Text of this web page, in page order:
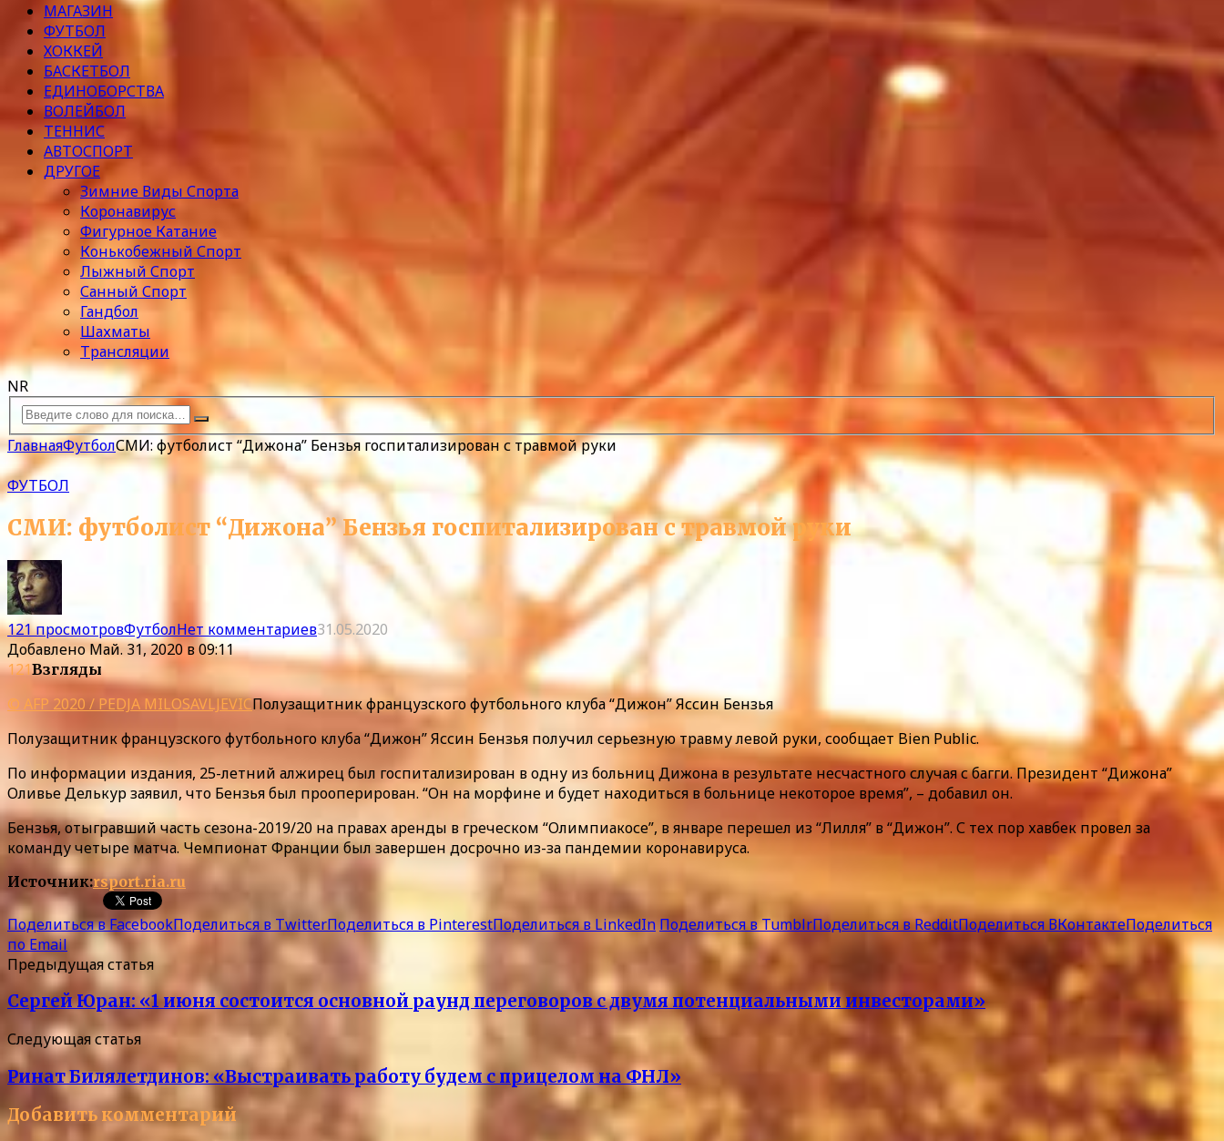
МАГАЗИН
ФУТБОЛ
ХОККЕЙ
БАСКЕТБОЛ
ЕДИНОБОРСТВА
ВОЛЕЙБОЛ
ТЕННИС
АВТОСПОРТ
ДРУГОЕ
Зимние Виды Спорта
Коронавирус
Фигурное Катание
Конькобежный Спорт
Лыжный Спорт
Санный Спорт
Гандбол
Шахматы
Трансляции
NR
ГлавнаяФутболСМИ: футболист “Дижона” Бензья госпитализирован с травмой руки
ФУТБОЛ
СМИ: футболист “Дижона” Бензья госпитализирован с травмой руки
121 просмотровФутболНет комментариев31.05.2020
Добавлено Май. 31, 2020 в 09:11
121Взгляды
© AFP 2020 / PEDJA MILOSAVLJEVICПолузащитник французского футбольного клуба “Дижон” Яссин Бензья
Полузащитник французского футбольного клуба “Дижон” Яссин Бензья получил серьезную травму левой руки, сообщает Bien Public.
По информации издания, 25-летний алжирец был госпитализирован в одну из больниц Дижона в результате несчастного случая с багги. Президент “Дижона”
Оливье Делькур заявил, что Бензья был прооперирован. “Он на морфине и будет находиться в больнице некоторое время”, – добавил он.
Бензья, отыгравший часть сезона-2019/20 на правах аренды в греческом “Олимпиакосе”, в январе перешел из “Лилля” в “Дижон”. С тех пор хавбек провел за
команду четыре матча. Чемпионат Франции был завершен досрочно из-за пандемии коронавируса.
Источник:rsport.ria.ru
Поделиться в FacebookПоделиться в TwitterПоделиться в PinterestПоделиться в LinkedIn Поделиться в TumblrПоделиться в RedditПоделиться ВКонтактеПоделиться
по Email
Предыдущая статья
Сергей Юран: «1 июня состоится основной раунд переговоров с двумя потенциальными инвесторами»
Следующая статья
Ринат Билялетдинов: «Выстраивать работу будем с прицелом на ФНЛ»
Добавить комментарий